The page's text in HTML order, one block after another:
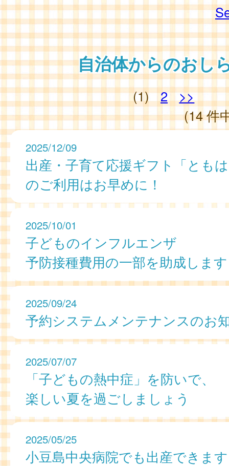
自治体からのおし
(1) 2
>>
(14 件
2025/12/09
出産・子育て応援ギフト「とも
のご利用はお早めに！
2025/10/01
子どものインフルエンザ
予防接種費用の一部を助成します
2025/09/24
予約システムメンテナンスのお
2025/07/07
「子どもの熱中症」を防いで、
楽しい夏を過ごしましょう
2025/05/25
小豆島中央病院でも出産できます